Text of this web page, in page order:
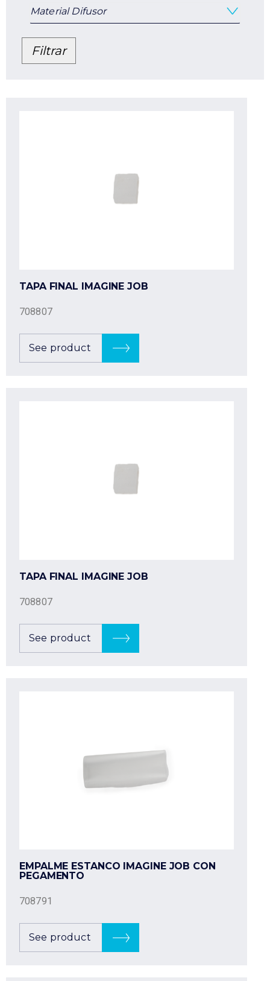
Material Difusor
Filtrar
TAPA FINAL IMAGINE JOB
708807
See product
TAPA FINAL IMAGINE JOB
708807
See product
EMPALME ESTANCO IMAGINE JOB CON
PEGAMENTO
708791
See product